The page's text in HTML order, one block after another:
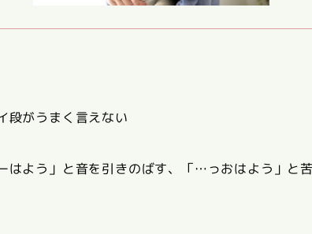
段がうまく言えない
はよう」と音を引きのばす、「…っおはよう」と